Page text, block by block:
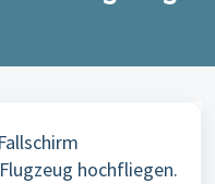
hochfliegen.